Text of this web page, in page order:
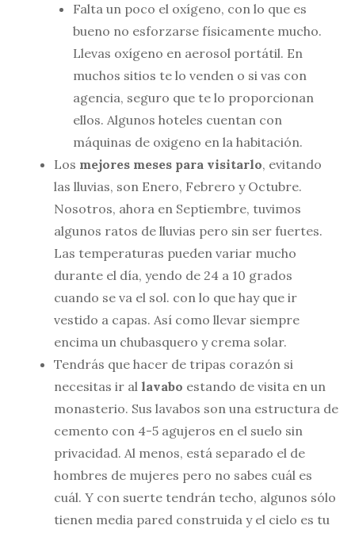
Falta un poco el oxígeno, con lo que es
bueno no esforzarse físicamente mucho.
Llevas oxígeno en aerosol portátil. En
muchos sitios te lo venden o si vas con
agencia, seguro que te lo proporcionan
ellos. Algunos hoteles cuentan con
máquinas de oxigeno en la habitación.
Los mejores meses para visitarlo, evitando
las lluvias, son Enero, Febrero y Octubre.
Nosotros, ahora en Septiembre, tuvimos
algunos ratos de lluvias pero sin ser fuertes.
Las temperaturas pueden variar mucho
durante el día, yendo de 24 a 10 grados
cuando se va el sol. con lo que hay que ir
vestido a capas. Así como llevar siempre
encima un chubasquero y crema solar.
Tendrás que hacer de tripas corazón si
necesitas ir al lavabo estando de visita en un
monasterio. Sus lavabos son una estructura de
cemento con 4-5 agujeros en el suelo sin
privacidad. Al menos, está separado el de
hombres de mujeres pero no sabes cuál es
cuál. Y con suerte tendrán techo, algunos sólo
tienen media pared construida y el cielo es tu